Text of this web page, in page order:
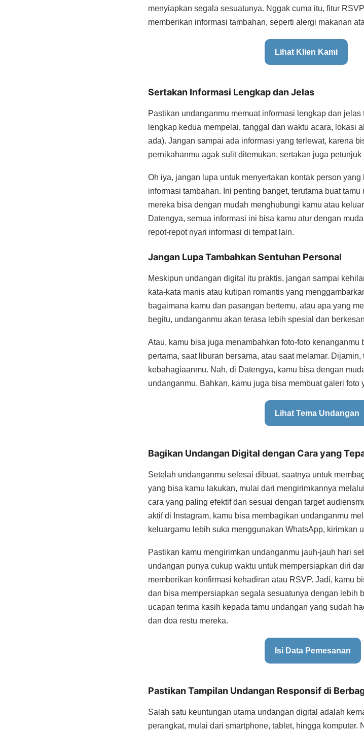
menyiapkan segala sesuatunya. Nggak cuma itu, fitur
memberikan informasi tambahan, seperti alergi makanan
Lihat Klien Kami
Sertakan Informasi Lengkap dan Jelas
Pastikan undanganmu memuat informasi lengkap dan
lengkap kedua mempelai, tanggal dan waktu acara, lokasi
ada). Jangan sampai ada informasi yang terlewat, karena
pernikahanmu agak sulit ditemukan, sertakan juga
Oh iya, jangan lupa untuk menyertakan kontak person
informasi tambahan. Ini penting banget, terutama buat
mereka bisa dengan mudah menghubungi kamu atau
Datengya, semua informasi ini bisa kamu atur dengan
repot-repot nyari informasi di tempat lain.
Jangan Lupa Tambahkan Sentuhan Personal
Meskipun undangan digital itu praktis, jangan sampai
kata-kata manis atau kutipan romantis yang
bagaimana kamu dan pasangan bertemu, atau apa yang
begitu, undanganmu akan terasa lebih spesial dan
Atau, kamu bisa juga menambahkan foto-foto
pertama, saat liburan bersama, atau saat melamar.
kebahagiaanmu. Nah, di Datengya, kamu bisa dengan
undanganmu. Bahkan, kamu juga bisa membuat galeri foto
Lihat Tema Undangan
Bagikan Undangan Digital dengan Cara yang
Setelah undanganmu selesai dibuat, saatnya untuk
yang bisa kamu lakukan, mulai dari mengirimkannya
cara yang paling efektif dan sesuai dengan target
aktif di Instagram, kamu bisa membagikan undanganmu
keluargamu lebih suka menggunakan WhatsApp, kirimkan
Pastikan kamu mengirimkan undanganmu jauh-jauh hari
undangan punya cukup waktu untuk mempersiapkan diri
memberikan konfirmasi kehadiran atau RSVP. Jadi, kamu
dan bisa mempersiapkan segala sesuatunya dengan lebih
ucapan terima kasih kepada tamu undangan yang sudah
dan doa restu mereka.
Isi Data Pemesanan
Pastikan Tampilan Undangan Responsif di
Salah satu keuntungan utama undangan digital adalah
perangkat, mulai dari smartphone, tablet, hingga komputer.